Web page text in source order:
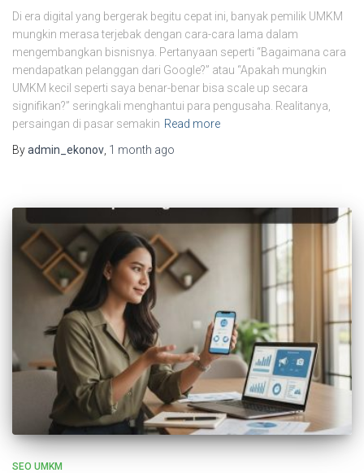
Di era digital yang bergerak begitu cepat ini, banyak pemilik UMKM
mungkin merasa terjebak dengan cara-cara lama dalam
mengembangkan bisnisnya. Pertanyaan seperti “Bagaimana cara
mendapatkan pelanggan dari Google?” atau “Apakah mungkin
UMKM kecil seperti saya benar-benar bisa scale up secara
signifikan?” seringkali menghantui para pengusaha. Realitanya,
persaingan di pasar semakin Read more
Byadmin_ekonov, 1 month ago
SEO UMKM